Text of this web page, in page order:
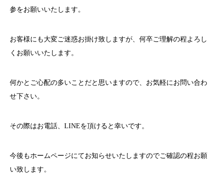
参をお願いいたします。
お客様にも大変ご迷惑お掛け致しますが、何卒ご理解の程よろし
くお願いいたします。
何かとご心配の多いことだと思いますので、お気軽にお問い合わ
せ下さい。
その際はお電話、 LINEを頂けると幸いです。
今後もホームページにてお知らせいたしますのでご確認の程お願
い致します。